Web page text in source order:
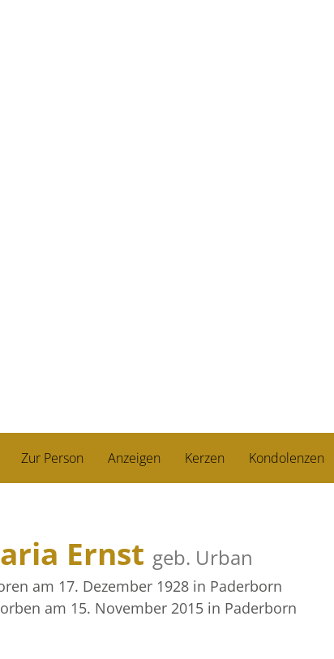
Zur Person Anzeigen Kerzen Kondolenzen
Ernst geb. Urban
am 17. Dezember 1928 in Paderborn
am 15. November 2015 in Paderborn